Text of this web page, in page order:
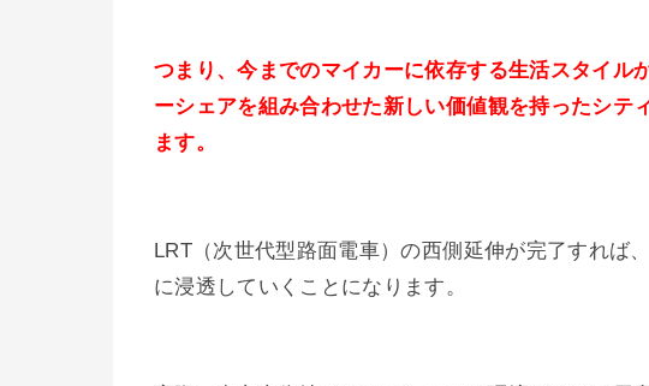
つまり、今までのマイカーに依存する生活スタイル
ーシェアを組み合わせた新しい価値観を持ったシテ
ます。
LRT（次世代型路面電車）の西側延伸が完了すれば
に浸透していくことになります。